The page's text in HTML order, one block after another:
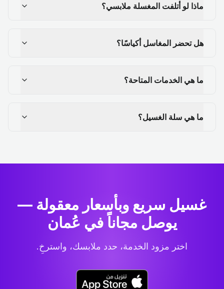
ماذا لو أتلفت المغسلة ملابسي؟
هل تحضر المغاسل أكياسًا؟
ما هي الخدمات المتاحة؟
ما هي سلة الغسيل؟
غسيل سريع وبأسعار معقولة —
يوصل مجاناً في عُمان
اختر مزود الخدمة، حدد ملابسك، واسترخِ.